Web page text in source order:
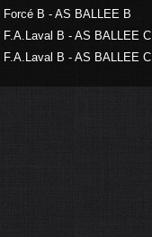
Forcé B - AS BALLEE B
F.A.Laval B - AS BALLEE C
F.A.Laval B - AS BALLEE C